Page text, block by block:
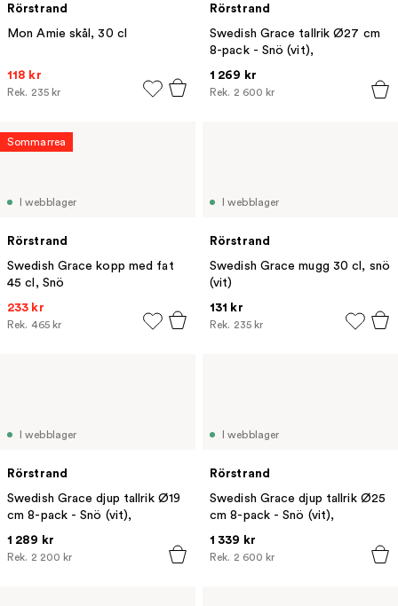
Rörstrand
Mon Amie skål, 30 cl
118 kr
Rek. 235 kr
Rörstrand
Swedish Grace tallrik Ø27 cm
8-pack - Snö (vit),
1 269 kr
Rek. 2 600 kr
I webblager
Rörstrand
Swedish Grace kopp med fat
45 cl, Snö
233 kr
Rek. 465 kr
Sommarrea
I webblager
Rörstrand
Swedish Grace mugg 30 cl, snö
(vit)
131 kr
Rek. 235 kr
I webblager
Rörstrand
Swedish Grace djup tallrik Ø19
cm 8-pack - Snö (vit),
1 289 kr
Rek. 2 200 kr
I webblager
Rörstrand
Swedish Grace djup tallrik Ø25
cm 8-pack - Snö (vit),
1 339 kr
Rek. 2 600 kr